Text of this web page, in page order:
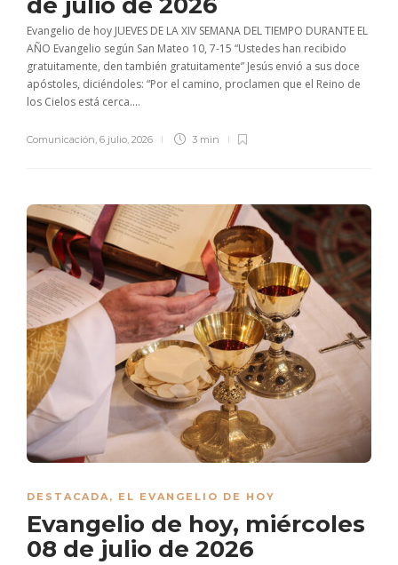
Evangelio de hoy JUEVES DE LA XIV SEMANA DEL TIEMPO DURANTE EL
AÑO Evangelio según San Mateo 10, 7-15 “Ustedes han recibido
gratuitamente, den también gratuitamente” Jesús envió a sus doce
apóstoles, diciéndoles: “Por el camino, proclamen que el Reino de
los Cielos está cerca....
Comunicación, 6 julio, 2026 3 min
DESTACADA, EL EVANGELIO DE HOY
Evangelio de hoy, miércoles
08 de julio de 2026